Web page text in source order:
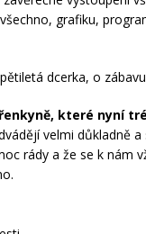
grafiku,
dcerka, o
které nyní
velmi důkladně
rády a že se k nám